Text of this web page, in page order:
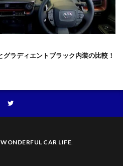
ラディエントブラック内装の比較！
WONDERFUL CAR LIFE.